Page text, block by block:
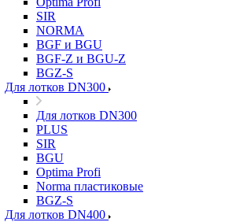
SIR
NORMA
BGF и BGU
BGF-Z и BGU-Z
BGZ-S
Для лотков DN300
Для лотков DN300
PLUS
SIR
BGU
Optima Profi
Norma пластиковые
BGZ-S
Для лотков DN400